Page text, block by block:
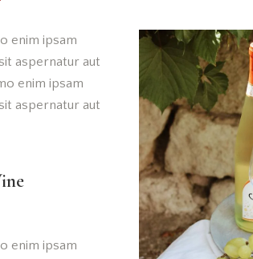
enim ipsam
aspernatur aut
enim ipsam
aspernatur aut
enim ipsam